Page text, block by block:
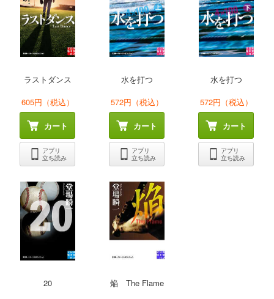
ラストダンス
605円（税込）
カート
アプリ
立ち読み
水を打つ
572円（税込）
カート
アプリ
立ち読み
水を打つ
572円（税込）
カート
アプリ
立ち読み
20
焔 The Flame